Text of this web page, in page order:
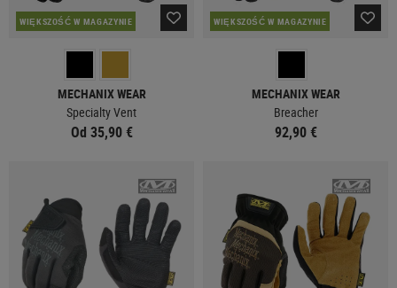
WIĘKSZOŚĆ W MAGAZYNIE
MECHANIX WEAR
Specialty Vent
Od 35,90 €
WIĘKSZOŚĆ W MAGAZYNIE
MECHANIX WEAR
Breacher
92,90 €